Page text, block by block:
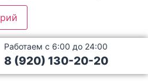
Работаем с 6:00 до 24:00
8 (920) 130-20-20